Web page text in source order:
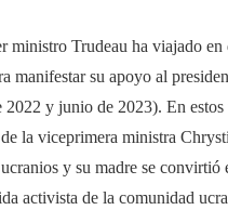
ministro Trudeau ha viajado en
manifestar su apoyo al
2022 y junio de 2023). En estos
la viceprimera ministra
y su madre se convirtió
activista de la comunidad